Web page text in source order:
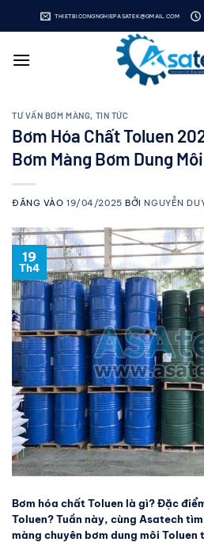
qua
dung
THIETBICONGNGHIEPASATEK@GMAIL.COM
TƯ VẤN BƠM MÀNG, TIN TỨC
Bơm Hóa Chất Toluen
Bơm Màng Bơm Dung
ĐĂNG VÀO19/04/2025 BỞINGUYỄN
19
Th4
Bơm hóa chất Toluen là gì? Đặc
Toluen? Tuần này, cùng Asatech
màng chuyên bơm dung môi